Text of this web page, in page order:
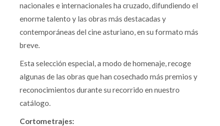
nacionales e internacionales ha cruzado, difundiendo el
enorme talento y las obras más destacadas y
contemporáneas del cine asturiano, en su formato más
breve.
Esta selección especial, a modo de homenaje, recoge
algunas de las obras que han cosechado más premios y
reconocimientos durante su recorrido en nuestro
catálogo.
Cortometrajes: